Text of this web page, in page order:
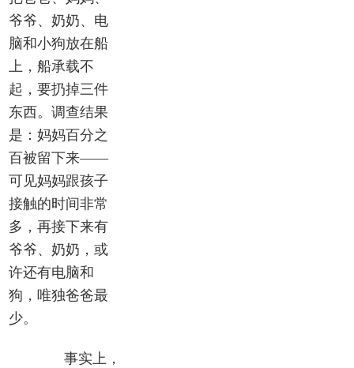
爷爷、奶奶、电
脑和小狗放在船
上，船承载不
起，要扔掉三件
东西。调查结果
是：妈妈百分之
百被留下来——
可见妈妈跟孩子
接触的时间非常
多，再接下来有
爷爷、奶奶，或
许还有电脑和
狗，唯独爸爸最
少。
事实上，